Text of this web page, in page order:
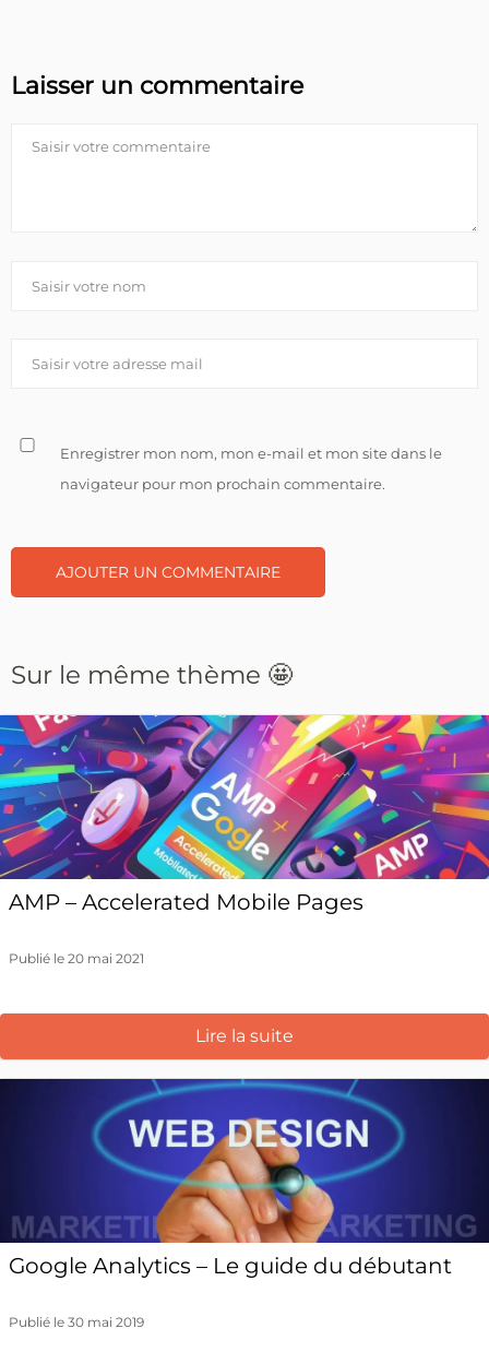
Laisser un commentaire
Enregistrer mon nom, mon e-mail et mon site dans le
navigateur pour mon prochain commentaire.
Sur le même thème 🤩
AMP – Accelerated Mobile Pages
Publié le 20 mai 2021
Lire la suite
Google Analytics – Le guide du débutant
Publié le 30 mai 2019